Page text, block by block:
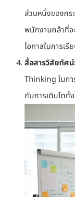
ส่วนหนึ่งของกร
พนักงานกล้าที่จ
โอกาสในการเรี
สื่อสารวิสัยทัศ
Thinking ในกา
กับการเติบโตทั้